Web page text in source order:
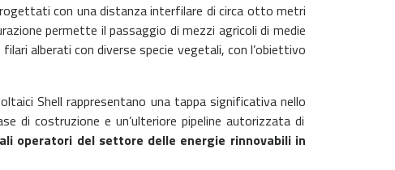
con una distanza interfilare di circa otto metri
permette il passaggio di mezzi agricoli di medie
alberati con diverse specie vegetali, con l’obiettivo
Shell rappresentano una tappa significativa nello
di costruzione e un’ulteriore pipeline autorizzata di
operatori del settore delle energie rinnovabili in